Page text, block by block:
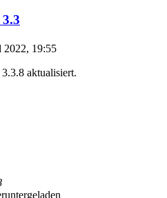
2022, 19:55
aktualisiert.